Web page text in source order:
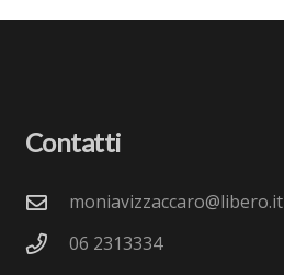
Contatti
moniavizzaccaro@libero.it
06 2313334